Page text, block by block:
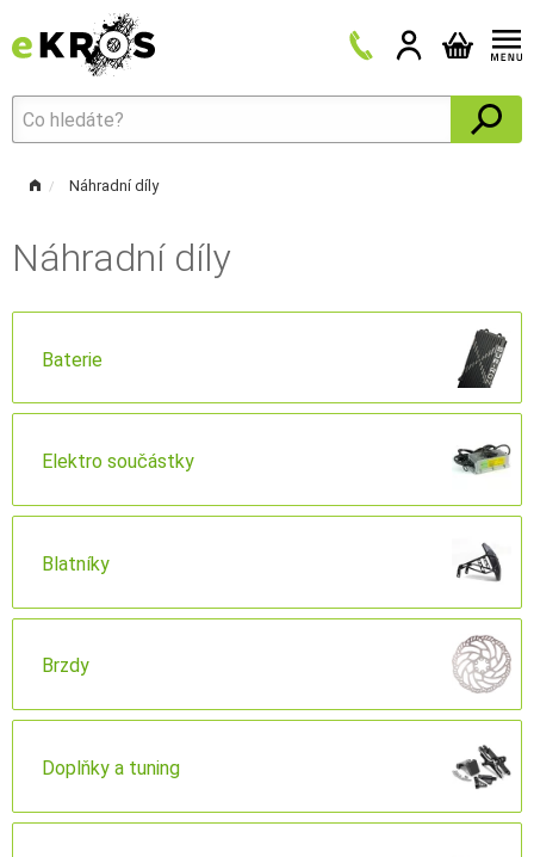
Náhradní díly
Náhradní díly
Baterie
Elektro součástky
Blatníky
Brzdy
Doplňky a tuning